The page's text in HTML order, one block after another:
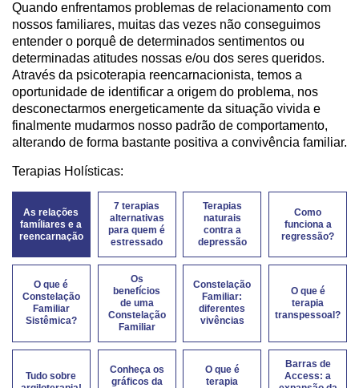
Quando enfrentamos problemas de relacionamento com
nossos familiares, muitas das vezes não conseguimos
entender o porquê de determinados sentimentos ou
determinadas atitudes nossas e/ou dos seres queridos.
Através da psicoterapia reencarnacionista, temos a
oportunidade de identificar a origem do problema, nos
desconectarmos energeticamente da situação vivida e
finalmente mudarmos nosso padrão de comportamento,
alterando de forma bastante positiva a convivência familiar.
Terapias Holísticas:
As relações
famíliares e a
reencarnação
7 terapias
alternativas
para quem é
estressado
Terapias
naturais
contra a
depressão
Como
funciona a
regressão?
O que é
Constelação
Familiar
Sistêmica?
Os
benefícios
de uma
Constelação
Familiar
Constelação
Familiar:
diferentes
vivências
O que é
terapia
transpessoal?
Tudo sobre
Conheça os
gráficos da
O que é
terapia
Barras de
Access: a